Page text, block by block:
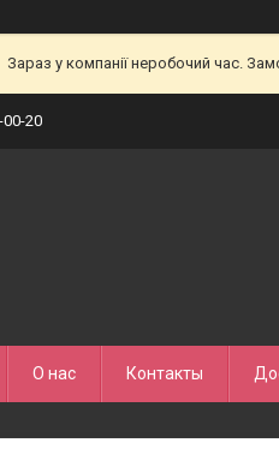
Зараз у компанії неробочий час.
00-20
О нас Контакты